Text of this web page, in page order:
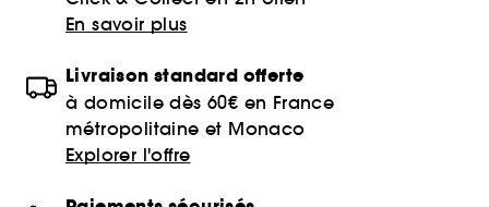
En savoir plus
Livraison standard offerte
à domicile dès 60€ en France
métropolitaine et Monaco
Explorer l'offre